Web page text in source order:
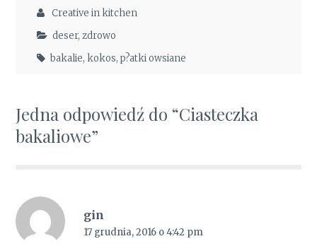
Creative in kitchen
deser,zdrowo
bakalie, kokos,p?atki owsiane
Jedna odpowiedź do “Ciasteczka
bakaliowe”
gin
17 grudnia, 2016 o 4:42 pm